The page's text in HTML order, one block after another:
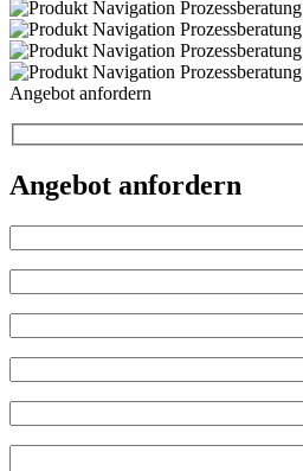
Angebot anfordern
Angebot anfordern